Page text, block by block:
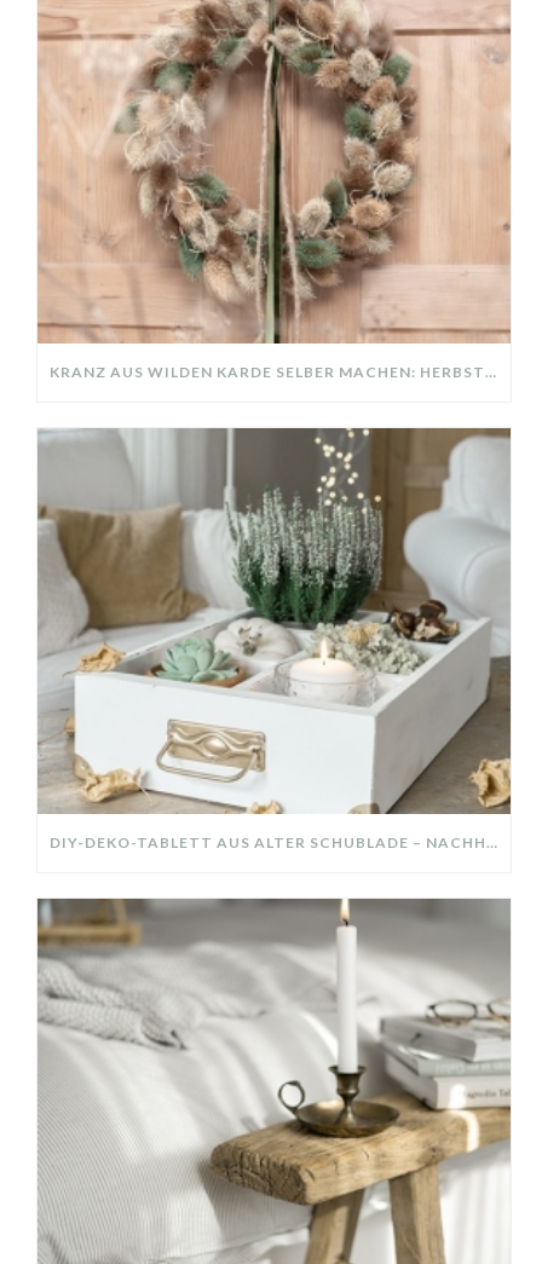
KRANZ AUS WILDEN KARDE SELBER MACHEN: HERBSTDEKO GANZ EINFACH
DIY-DEKO-TABLETT AUS ALTER SCHUBLADE – NACHHALTIGE HERBSTDEKO SELBER MACHEN!